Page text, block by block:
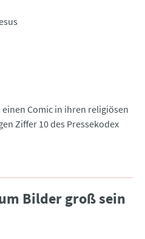
Comic in ihren religiösen
Ziffer 10 des Pressekodex
Bilder groß sein